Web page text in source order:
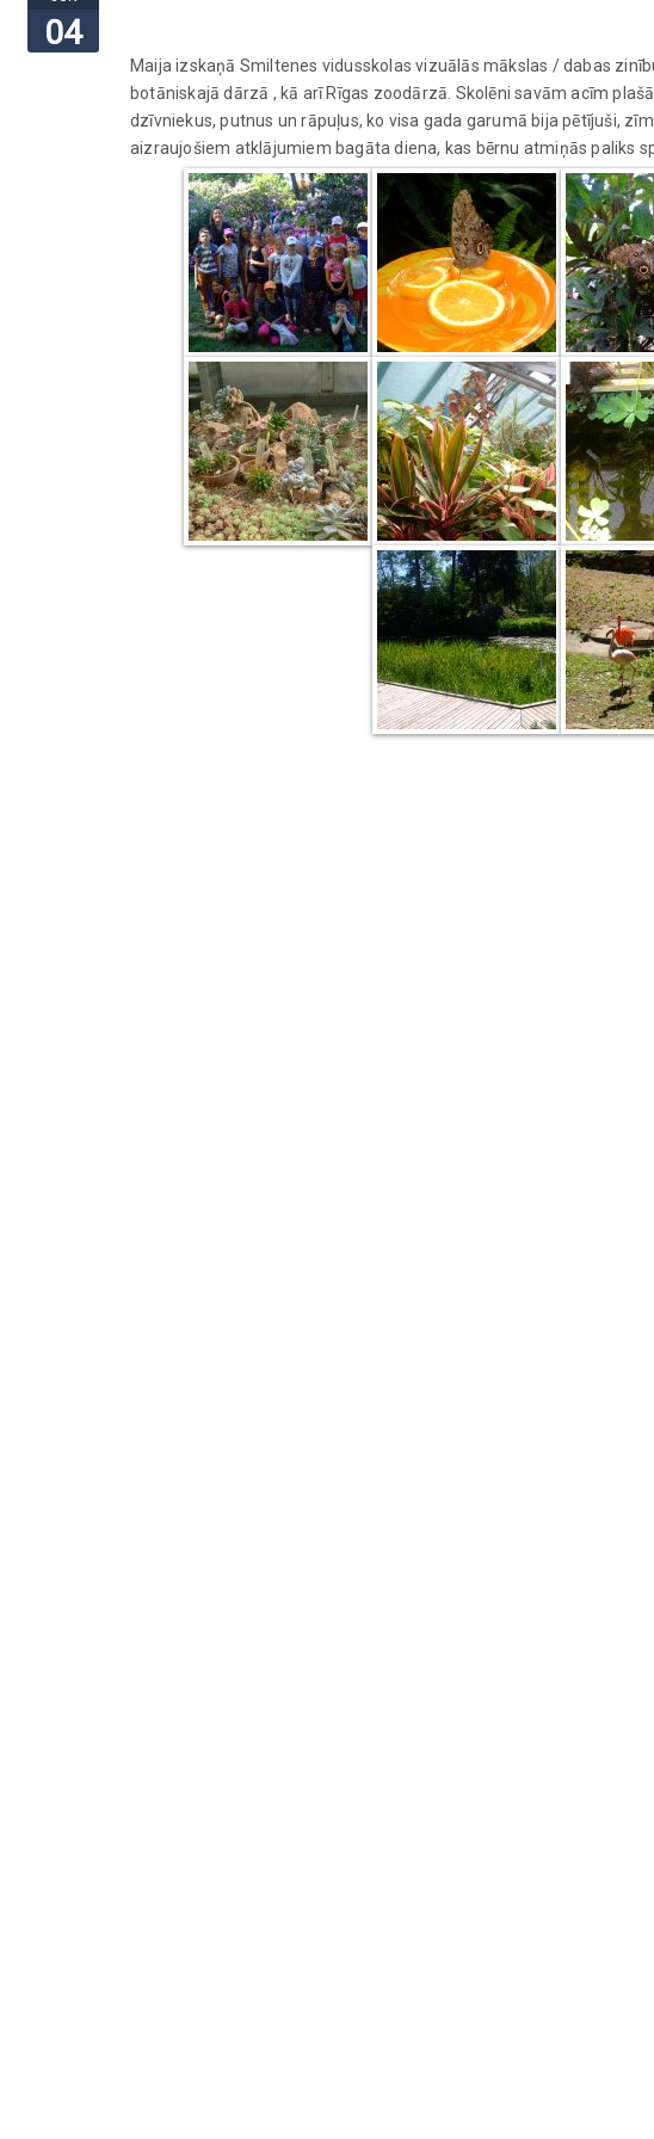
04
Maija izskaņā Smiltenes vidusskolas vizuālās mākslas / dabas
botāniskajā dārzā , kā arī Rīgas zoodārzā. Skolēni savām acīm
dzīvniekus, putnus un rāpuļus, ko visa gada garumā bija pētījuši,
aizraujošiem atklājumiem bagāta diena, kas bērnu atmiņās paliks